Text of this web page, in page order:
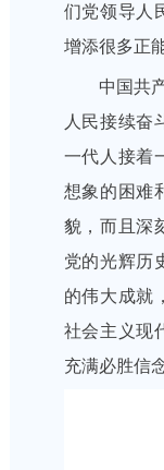
们党领导人
增添很多正
中国共
人民接续奋
一代人接着
想象的困难
貌，而且深
党的光辉历
的伟大成就
社会主义现
充满必胜信念